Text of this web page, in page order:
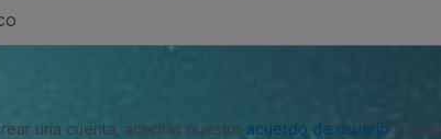
una cuenta, aceptas nuestro acuerdo de usuario y